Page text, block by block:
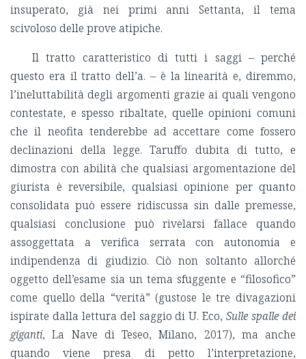
insuperato, già nei primi anni Settanta, il tema
scivoloso delle prove atipiche.
Il tratto caratteristico di tutti i saggi – perché
questo era il tratto dell’a. – è la linearità e, diremmo,
l’ineluttabilità degli argomenti grazie ai quali vengono
contestate, e spesso ribaltate, quelle opinioni comuni
che il neofita tenderebbe ad accettare come fossero
declinazioni della legge. Taruffo dubita di tutto, e
dimostra con abilità che qualsiasi argomentazione del
giurista è reversibile, qualsiasi opinione per quanto
consolidata può essere ridiscussa sin dalle premesse,
qualsiasi conclusione può rivelarsi fallace quando
assoggettata a verifica serrata con autonomia e
indipendenza di giudizio. Ciò non soltanto allorché
oggetto dell’esame sia un tema sfuggente e “filosofico”
come quello della “verità” (gustose le tre divagazioni
ispirate dalla lettura del saggio di U. Eco,Sulle spalle dei
giganti, La Nave di Teseo, Milano, 2017), ma anche
quando viene presa di petto l’interpretazione,